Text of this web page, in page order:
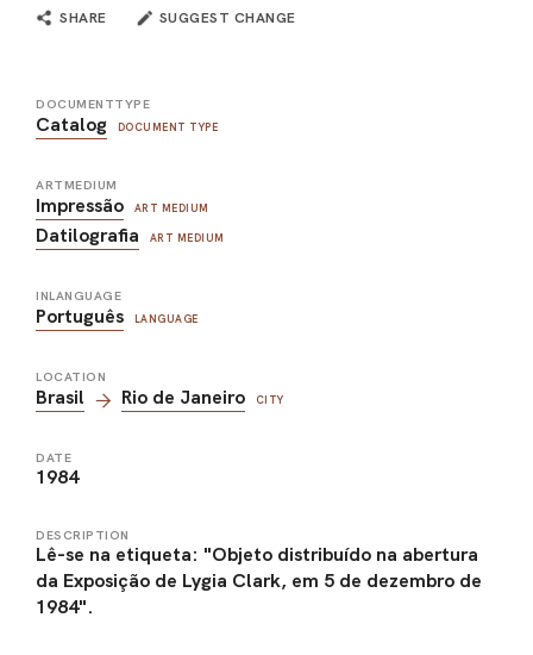
SHARE SUGGEST CHANGE
DOCUMENTTYPE
Catalog DOCUMENT TYPE
ARTMEDIUM
Impressão ART MEDIUM
Datilografia ART MEDIUM
INLANGUAGE
Português LANGUAGE
LOCATION
Brasil Rio de Janeiro CITY
DATE
1984
DESCRIPTION
Lê-se na etiqueta: "Objeto distribuído na abertura
da Exposição de Lygia Clark, em 5 de dezembro de
1984".